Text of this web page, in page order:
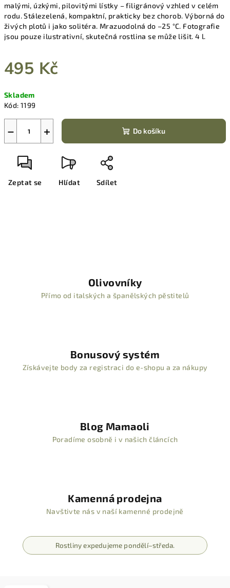
malými, úzkými, pilovitými lístky – filigránový vzhled v celém
rodu. Stálezelená, kompaktní, prakticky bez chorob. Výborná do
živých plotů i jako solitéra. Mrazuodolná do –25 °C. Fotografie
jsou pouze ilustrativní, skutečná rostlina se může lišit. 4 l.
495 Kč
cena:
Skladem
Kód: 1199
+
− Do košíku
Zeptat se Hlídat Sdílet
Olivovníky
Přímo od italských a španělských pěstitelů
Bonusový systém
Získávejte body za registraci do e-shopu a za nákupy
Blog Mamaoli
Poradíme osobně i v našich článcích
Kamenná prodejna
Navštivte nás v naší kamenné prodejně
Rostliny expedujeme pondělí–středa.